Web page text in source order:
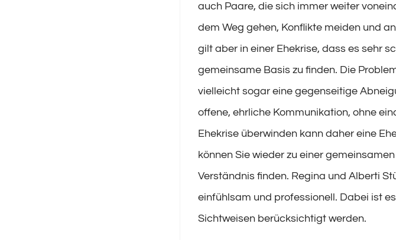
auch Paare, die sich immer weiter
dem Weg gehen, Konflikte meiden und
gilt aber in einer Ehekrise, dass es sehr
gemeinsame Basis zu finden. Die
vielleicht sogar eine gegenseitige
offene, ehrliche Kommunikation, ohne
Ehekrise überwinden kann daher eine
können Sie wieder zu einer
Verständnis finden. Regina und Alberti
einfühlsam und professionell. Dabei ist
Sichtweisen berücksichtigt werden.